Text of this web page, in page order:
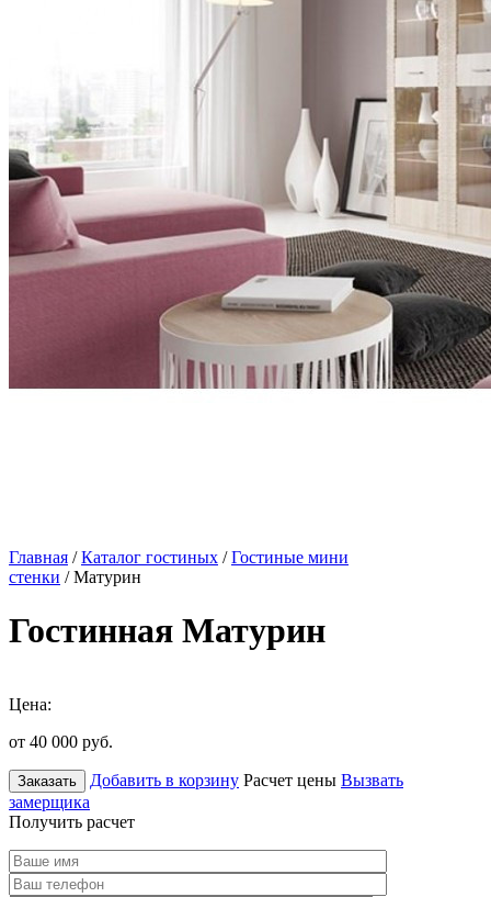
Главная /Каталог гостиных /Гостиные мини
стенки / Матурин
Гостинная Матурин
Цена:
от 40 000 руб.
Заказать Добавить в корзину Расчет цены Вызвать
замерщика
Получить расчет